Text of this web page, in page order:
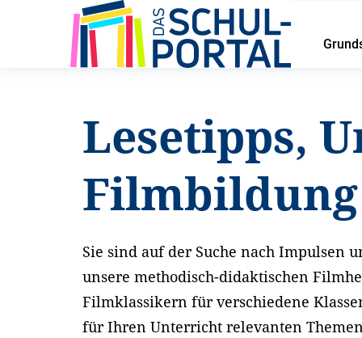
Startseite Service Lesetipps und Unterrichtsideen
Lesetipps,
Sie sind auf der Suche nach Impulsen
unsere methodisch-didaktischen
Filmklassikern für verschiedene
für Ihren Unterricht relevanten